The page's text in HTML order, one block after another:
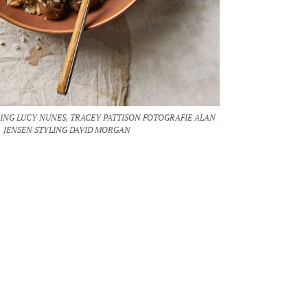
LUCY NUNES, TRACEY PATTISON FOTOGRAFIE ALAN
JENSEN STYLING DAVID MORGAN